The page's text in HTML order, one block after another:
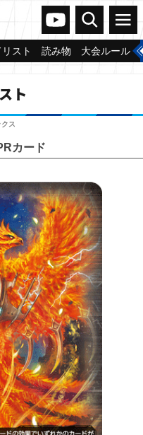
ヴァンガードch
検索 メニュー
スト 読み物 大会ルール
ト
ス
カード